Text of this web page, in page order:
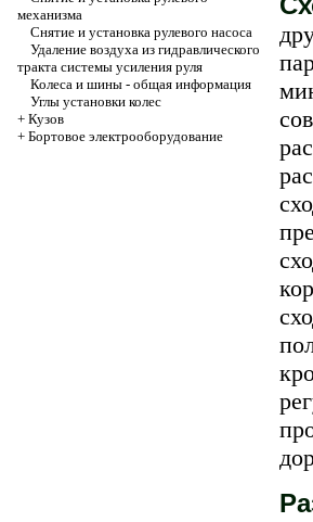
механизма
Снятие и установка рулевого насоса
Удаление воздуха из гидравлического
тракта системы усиления руля
Колеса и шины - общая информация
Углы установки колес
+ Кузов
+ Бортовое электрооборудование